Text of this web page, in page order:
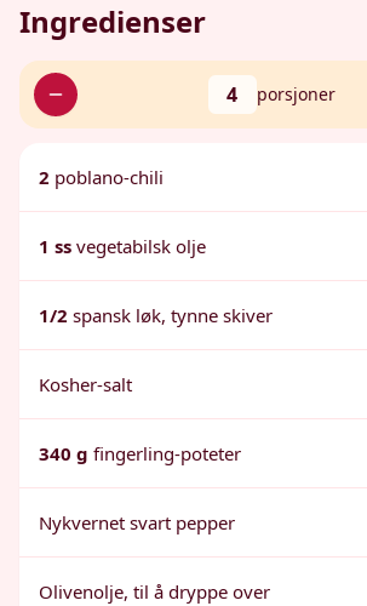
Ingredienser
4 porsjoner
2 poblano-chili
1 ss vegetabilsk olje
1/2 spansk løk, tynne skiver
Kosher-salt
340 g fingerling-poteter
Nykvernet svart pepper
Olivenolje, til å dryppe over